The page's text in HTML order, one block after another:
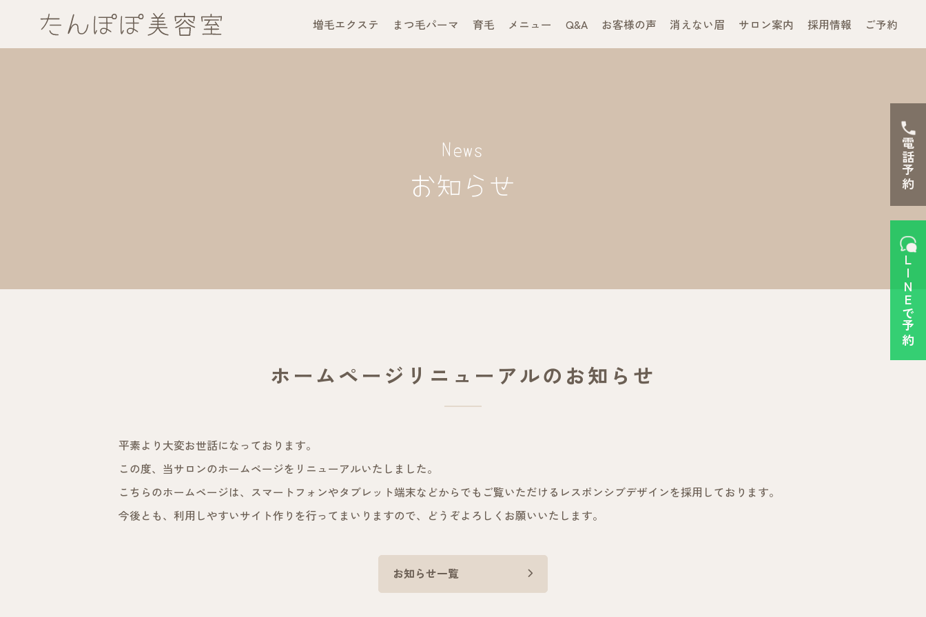
増毛エクステ まつ毛パーマ 育毛 メニュー Q&A お客様の声 消えない眉 サロン案内 採用情報 ご予約
News
お知らせ
ホームページリニューアルのお知らせ
平素より大変お世話になっております。
この度、当サロンのホームページをリニューアルいたしました。
こちらのホームページは、スマートフォンやタブレット端末などからでもご覧いただけるレスポンシブデザインを採用しております。
今後とも、利用しやすいサイト作りを行ってまいりますので、どうぞよろしくお願いいたします。
お知らせ一覧
電話予約
LINEで予約